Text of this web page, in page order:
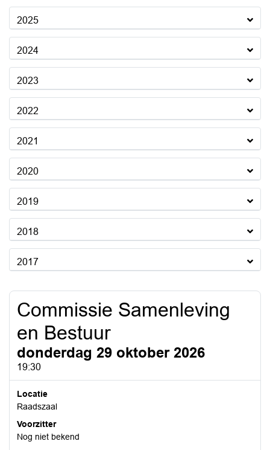
2025
2024
2023
2022
2021
2020
2019
2018
2017
Commissie Samenleving
en Bestuur
donderdag 29 oktober 2026
19:30
Locatie
Raadszaal
Voorzitter
Nog niet bekend